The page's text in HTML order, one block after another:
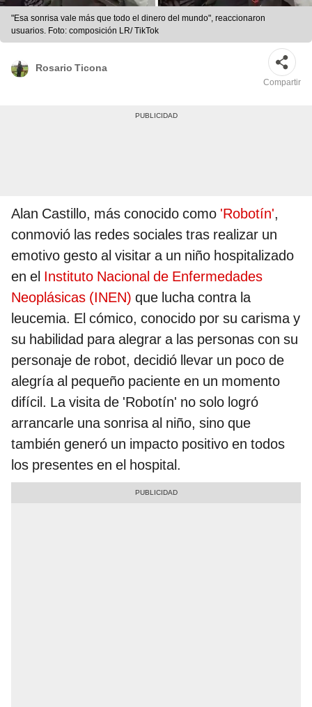
"Esa sonrisa vale más que todo el dinero del mundo", reaccionaron
usuarios. Foto: composición LR/ TikTok
Rosario Ticona
Compartir
Alan Castillo, más conocido como 'Robotín',
conmovió las redes sociales tras realizar un
emotivo gesto al visitar a un niño hospitalizado
en el Instituto Nacional de Enfermedades
Neoplásicas (INEN) que lucha contra la
leucemia. El cómico, conocido por su carisma y
su habilidad para alegrar a las personas con su
personaje de robot, decidió llevar un poco de
alegría al pequeño paciente en un momento
difícil. La visita de 'Robotín' no solo logró
arrancarle una sonrisa al niño, sino que
también generó un impacto positivo en todos
los presentes en el hospital.